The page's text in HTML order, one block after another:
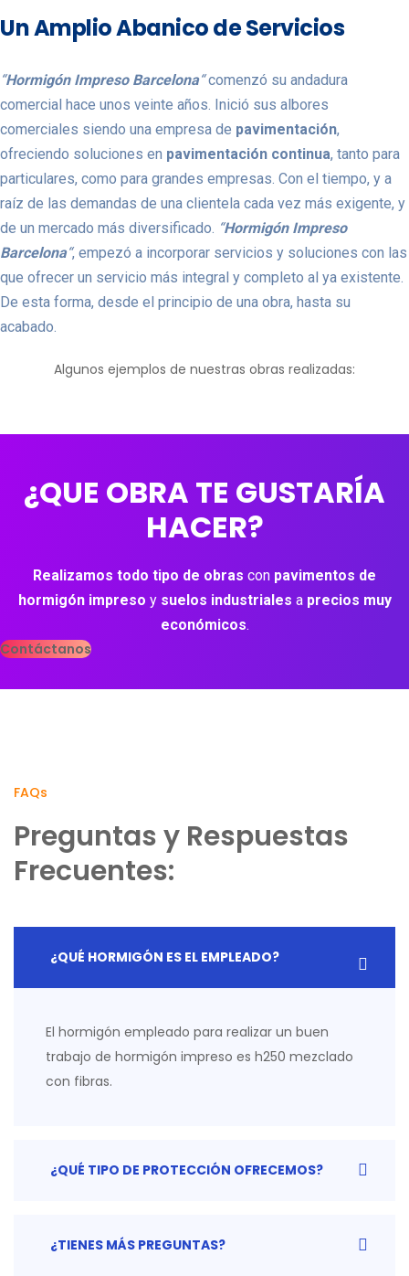
Un Amplio Abanico de Servicios
“Hormigón Impreso Barcelona“comenzó su andadura
comercial hace unos veinte años. Inició sus albores
comerciales siendo una empresa de pavimentación,
ofreciendo soluciones en pavimentación continua, tanto para
particulares, como para grandes empresas. Con el tiempo, y a
raíz de las demandas de una clientela cada vez más exigente, y
de un mercado más diversificado. “Hormigón Impreso
Barcelona“, empezó a incorporar servicios y soluciones con las
que ofrecer un servicio más integral y completo al ya existente.
De esta forma, desde el principio de una obra, hasta su
acabado.
Algunos ejemplos de nuestras obras realizadas:
¿QUE OBRA TE GUSTARÍA
HACER?
Realizamos todo tipo de obras con pavimentos de
hormigón impreso y suelos industriales a precios muy
económicos.
Contáctanos
FAQs
Preguntas y Respuestas
Frecuentes:
¿QUÉ HORMIGÓN ES EL EMPLEADO?
El hormigón empleado para realizar un buen
trabajo de hormigón impreso es h250 mezclado
con fibras.
¿QUÉ TIPO DE PROTECCIÓN OFRECEMOS?
¿TIENES MÁS PREGUNTAS?